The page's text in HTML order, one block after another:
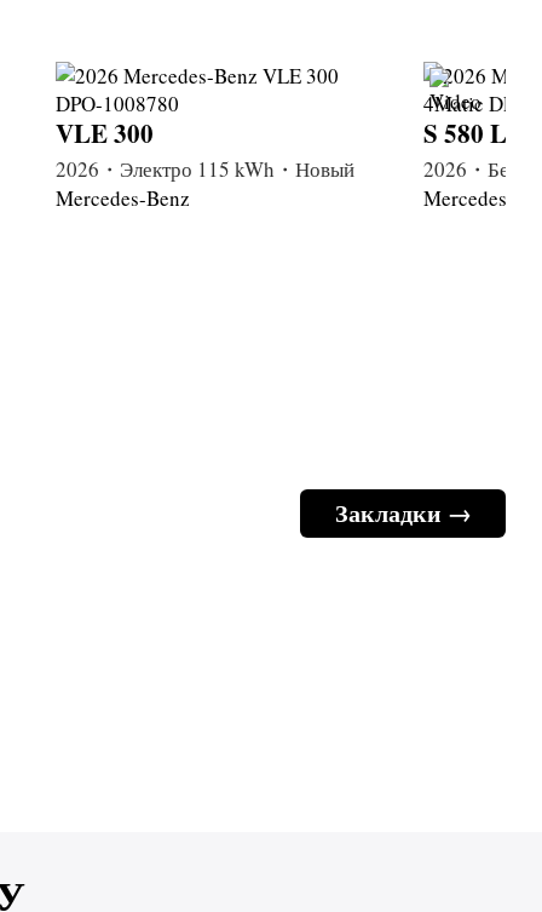
VLE 300
2026・Электро 115 kWh・Новый
Mercedes-Benz
S 580
2026・
Mercedes-
Закладки →